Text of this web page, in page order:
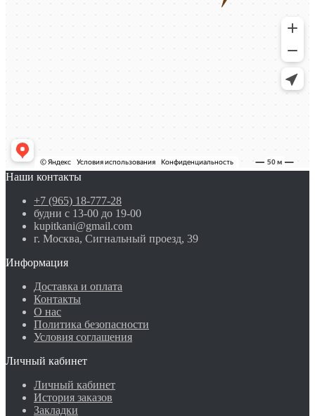
Наши контакты
+7 (965) 18-777-28
будни с 13-00 до 19-00
kupitkani@gmail.com
г. Москва, Сигнальный проезд, 39
Информация
Доставка и оплата
Контакты
О нас
Политика безопасности
Условия соглашения
Личный кабинет
Личный кабинет
История заказов
Закладки